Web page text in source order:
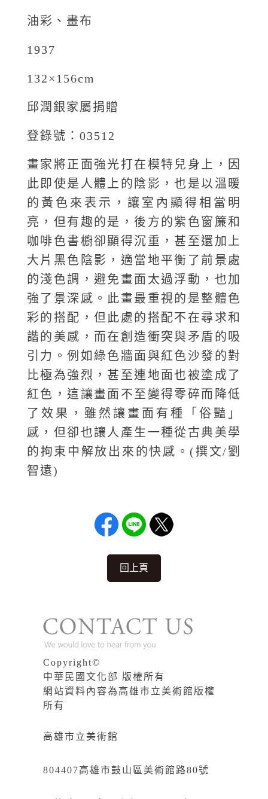
油彩、畫布
1937
132×156cm
邱潤銀家屬捐贈
登錄號：03512
畫家將正面強光打在模特兒身上，因
此即使是人體上的陰影，也是以溫暖
的黃色來表示，讓室內顯得相當明
亮，但有趣的是，後方的紫色窗簾和
咖啡色書櫥卻顯得沉重，甚至還加上
大片黑色陰影，適當地平衡了前景處
的淺色調，避免畫面太過浮動，也加
強了景深感。此畫最重視的是整體色
彩的搭配，但此處的搭配不在尋求和
諧的美感，而在創造衝突與矛盾的吸
引力。例如綠色牆面與紅色沙發的對
比極為強烈，甚至連地面也被塗成了
紅色，這讓畫面不至變得零碎而降低
了效果，雖然讓畫面有種「俗豔」
感，但卻也讓人產生一種從古典美學
的拘束中解放出來的快感。(撰文/劉
智遠)
回上頁
Copyright©
中華民國文化部 版權所有
網站資料內容為高雄市立美術館版權
所有
高雄市立美術館
804407高雄市鼓山區美術館路80號